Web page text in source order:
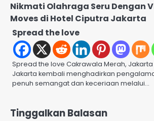
Nikmati Olahraga Seru Dengan
Moves di Hotel Ciputra Jakarta
Spread the love
Spread the love Cakrawala Merah,
Jakarta kembali menghadirkan
penuh semangat dan keceriaan melalui…
Tinggalkan Balasan